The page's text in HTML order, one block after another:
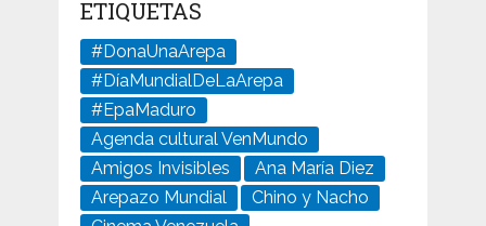
ETIQUETAS
#DonaUnaArepa
#DíaMundialDeLaArepa
#EpaMaduro
Agenda cultural VenMundo
Amigos Invisibles
Ana María Diez
Arepazo Mundial
Chino y Nacho